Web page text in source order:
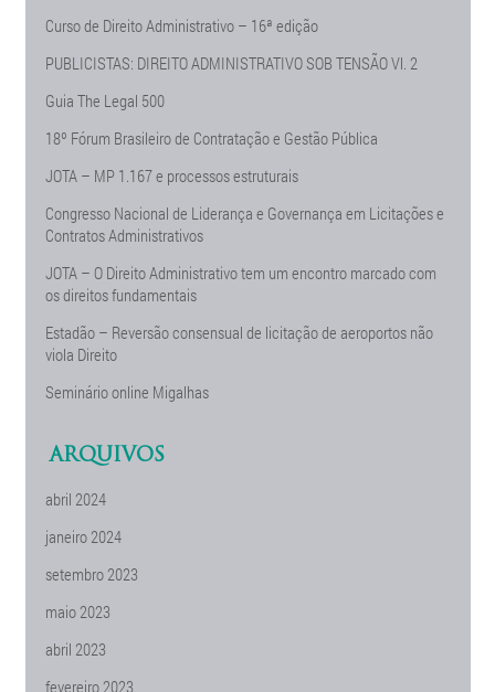
Curso de Direito Administrativo – 16ª edição
PUBLICISTAS: DIREITO ADMINISTRATIVO SOB TENSÃO Vl. 2
Guia The Legal 500
18º Fórum Brasileiro de Contratação e Gestão Pública
JOTA – MP 1.167 e processos estruturais
Congresso Nacional de Liderança e Governança em Licitações e
Contratos Administrativos
JOTA – O Direito Administrativo tem um encontro marcado com
os direitos fundamentais
Estadão – Reversão consensual de licitação de aeroportos não
viola Direito
Seminário online Migalhas
ARQUIVOS
abril 2024
janeiro 2024
setembro 2023
maio 2023
abril 2023
fevereiro 2023